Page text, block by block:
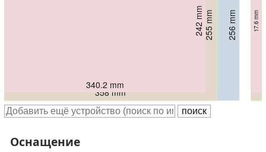
397 mm
256 mm 16.4 mm
362.9 mm
237.5 mm 18.9 mm
359 mm
257 mm 18.4 mm
358 mm
255 mm 18.6 mm
340.2 mm
242 mm 17.6 mm
Оснащение